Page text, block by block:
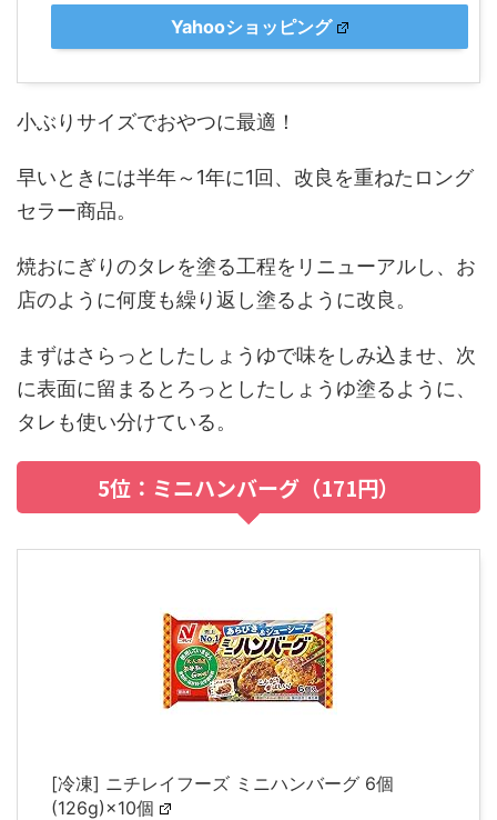
Yahooショッピング
小ぶりサイズでおやつに最適！
早いときには半年～1年に1回、改良を重ねたロング
セラー商品。
焼おにぎりのタレを塗る工程をリニューアルし、お
店のように何度も繰り返し塗るように改良。
まずはさらっとしたしょうゆで味をしみ込ませ、次
に表面に留まるとろっとしたしょうゆ塗るように、
タレも使い分けている。
5位：ミニハンバーグ（171円）
[冷凍] ニチレイフーズ ミニハンバーグ 6個
(126g)×10個